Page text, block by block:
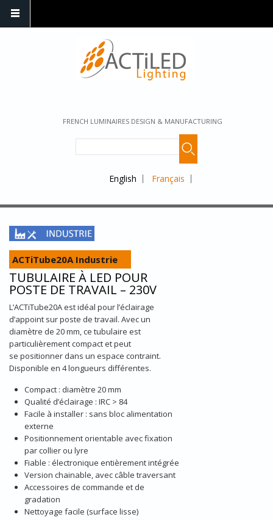
FRENCH LUMINAIRES DESIGN & MANUFACTURING
English Français
ACTiTube20A Industrie
TUBULAIRE À LED POUR
POSTE DE TRAVAIL – 230V
L’ACTiTube20A est idéal pour l’éclairage
d’appoint sur poste de travail. Avec un
diamètre de 20 mm, ce tubulaire est
particulièrement compact et peut
se positionner dans un espace contraint.
Disponible en 4 longueurs différentes.
Compact : diamètre 20 mm
Qualité d’éclairage : IRC > 84
Facile à installer : sans bloc alimentation
externe
Positionnement orientable avec fixation
par collier ou lyre
Fiable : électronique entièrement intégrée
Version chainable, avec câble traversant
Accessoires de commande et de
gradation
Nettoyage facile (surface lisse)